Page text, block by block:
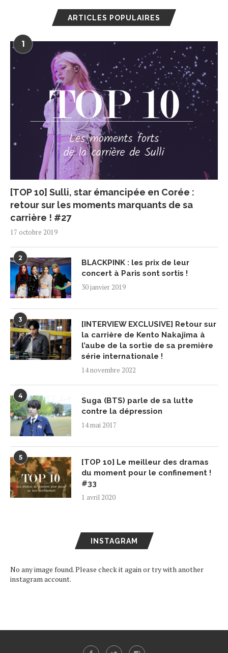
ARTICLES POPULAIRES
1
[TOP 10] Sulli, star émancipée en Corée :
retour sur les moments marquants de sa
carrière ! #27
17 octobre 2019
2
BLACKPINK : les prix de leur
concert à Paris sont sortis !
30 janvier 2019
3
[INTERVIEW EXCLUSIVE] Retour sur
la carrière de Kento Nakajima à
l’aube de la sortie de sa première
série internationale !
14 novembre 2022
4
Suga (BTS) parle de sa lutte
contre la dépression
14 mai 2017
5
[TOP 10] Le meilleur des dramas
du moment pour le confinement !
#33
1 avril 2020
INSTAGRAM
No any image found. Please check it again or try with another
instagram account.